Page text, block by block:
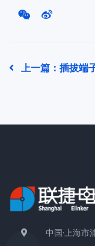
上一篇：插拔端
中国·上海